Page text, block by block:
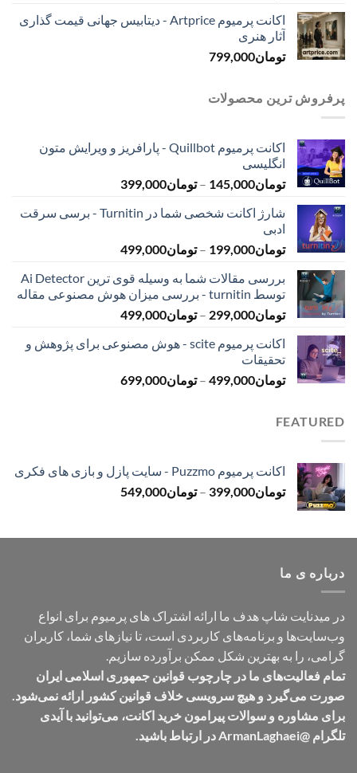
اکانت پرمیوم Artprice - دیتابیس جهانی قیمت ‌گذاری
آثار هنری
تومان799,000
پرفروش ترین محصولات
اکانت پرمیوم Quillbot - پارافریز و ویرایش متون
انگلیسی
تومان145,000
– تومان399,000
تومان145,000
تومان399,000
شارژ اکانت شخصی شما در Turnitin - برسی سرقت
ادبی
تومان199,000
– تومان499,000محدوده
تومان199,000
تا
تومان499,000
بررسی مقالات شما به وسیله قوی ترین Ai Detector
توسط turnitin - بررسی میزان هوش مصنوعی مقاله
تومان299,000
– تومان499,000محدوده
تومان299,000
تومان499,000
اکانت پرمیوم scite - هوش مصنوعی برای پژوهش و
تحقیقات
تومان499,000
– تومان699,000محدوده
FEATURED
اکانت پرمیوم Puzzmo - سایت پازل و بازی های فکری
تومان399,000
– تومان549,000
تا
درباره ی ما
در میدنایت شاپ هدف ما ارائه اشتراک های پرمیوم برای انواع
وب‌سایت‌ها و برنامه‌های کاربردی است، تا نیازهای شما، کاربران
گرامی، را به بهترین شکل ممکن برآورده سازیم.
تمام فعالیت‌های ما در چارچوب قوانین جمهوری اسلامی ایران
صورت می‌گیرد و هیچ سرویسی خلاف قوانین کشور ارائه نمی‌شود.
برای مشاوره و سوالات پیرامون خرید اکانت، می‌توانید با آیدی
تلگرام @ArmanLaghaei در ارتباط باشید.